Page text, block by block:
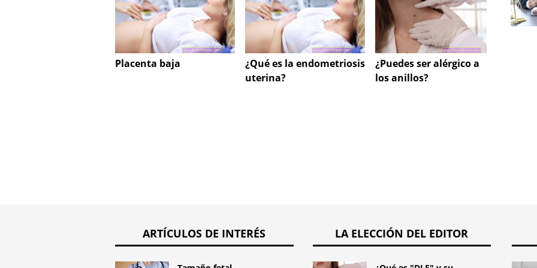
Placenta baja
¿Qué es la endometriosis
uterina?
¿Puedes ser alérgico a
los anillos?
ARTÍCULOS DE INTERÉS LA ELECCIÓN DEL EDITOR